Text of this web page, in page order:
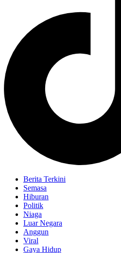
Berita Terkini
Semasa
Hiburan
Politik
Niaga
Luar Negara
Anggun
Viral
Gaya Hidup